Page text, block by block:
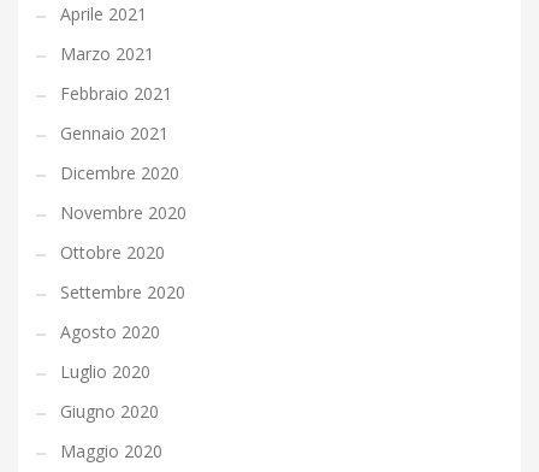
Aprile 2021
Marzo 2021
Febbraio 2021
Gennaio 2021
Dicembre 2020
Novembre 2020
Ottobre 2020
Settembre 2020
Agosto 2020
Luglio 2020
Giugno 2020
Maggio 2020